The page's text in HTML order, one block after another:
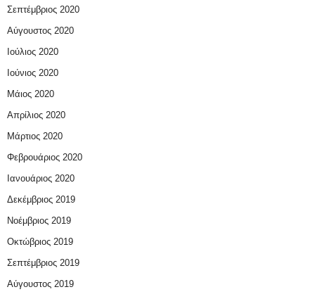
Σεπτέμβριος 2020
Αύγουστος 2020
Ιούλιος 2020
Ιούνιος 2020
Μάιος 2020
Απρίλιος 2020
Μάρτιος 2020
Φεβρουάριος 2020
Ιανουάριος 2020
Δεκέμβριος 2019
Νοέμβριος 2019
Οκτώβριος 2019
Σεπτέμβριος 2019
Αύγουστος 2019